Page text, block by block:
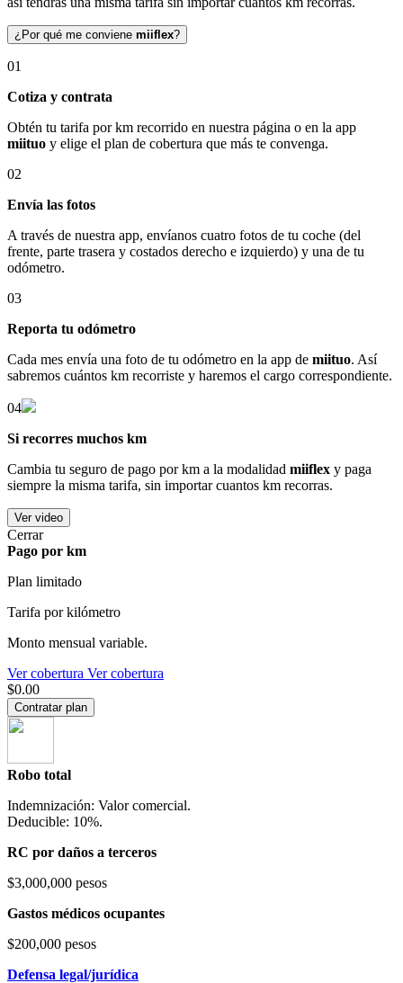
¿Por qué me conviene miiflex?
01
Cotiza y contrata
Obtén tu tarifa por km recorrido en nuestra página o en la app
miituo y elige el plan de cobertura que más te convenga.
02
Envía las fotos
A través de nuestra app, envíanos cuatro fotos de tu coche (del
frente, parte trasera y costados derecho e izquierdo) y una de tu
odómetro.
03
Reporta tu odómetro
Cada mes envía una foto de tu odómetro en la app de miituo. Así
sabremos cuántos km recorriste y haremos el cargo correspondiente.
04
Si recorres muchos km
Cambia tu seguro de pago por km a la modalidad miiflex y paga
siempre la misma tarifa, sin importar cuantos km recorras.
Ver video
Cerrar
Pago por km
Plan limitado
Tarifa por kilómetro
Monto mensual variable.
Ver cobertura Ver cobertura
$0.00
Contratar plan
Robo total
Indemnización: Valor comercial.
Deducible: 10%.
RC por daños a terceros
$3,000,000 pesos
Gastos médicos ocupantes
$200,000 pesos
Defensa legal/jurídica